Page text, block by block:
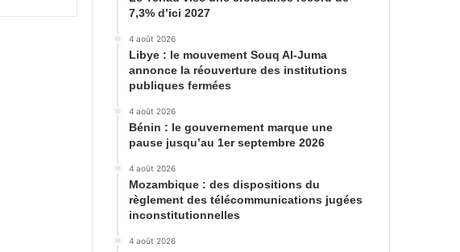
7,3% d’ici 2027
4 août 2026
Libye : le mouvement Souq Al-Juma
annonce la réouverture des institutions
publiques fermées
4 août 2026
Bénin : le gouvernement marque une
pause jusqu’au 1er septembre 2026
4 août 2026
Mozambique : des dispositions du
règlement des télécommunications jugées
inconstitutionnelles
4 août 2026